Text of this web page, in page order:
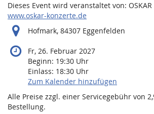
Dieses Event wird veranstaltet von: OSKAR
www.oskar-konzerte.de
Hofmark, 84307 Eggenfelden
Fr, 26. Februar 2027
Beginn: 19:30 Uhr
Einlass: 18:30 Uhr
Zum Kalender hinzufügen
Alle Preise zzgl. einer Servicegebühr von
Bestellung.